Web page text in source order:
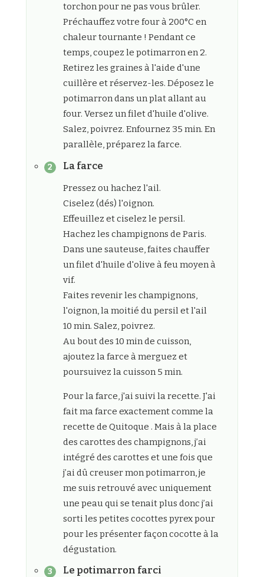
torchon pour ne pas vous brûler.
Préchauffez votre four à 200°C en
chaleur tournante ! Pendant ce
temps, coupez le potimarron en 2.
Retirez les graines à l'aide d'une
cuillère et réservez-les. Déposez le
potimarron dans un plat allant au
four. Versez un filet d'huile d'olive.
Salez, poivrez. Enfournez 35 min. En
parallèle, préparez la farce.
La farce
Pressez ou hachez l'ail.
Ciselez (dés) l'oignon.
Effeuillez et ciselez le persil.
Hachez les champignons de Paris.
Dans une sauteuse, faites chauffer
un filet d'huile d'olive à feu moyen à
vif.
Faites revenir les champignons,
l'oignon, la moitié du persil et l'ail
10 min. Salez, poivrez.
Au bout des 10 min de cuisson,
ajoutez la farce à merguez et
poursuivez la cuisson 5 min.
Pour la farce, j'ai suivi la recette. J'ai
fait ma farce exactement comme la
recette de Quitoque . Mais à la place
des carottes des champignons, j’ai
intégré des carottes et une fois que
j’ai dû creuser mon potimarron, je
me suis retrouvé avec uniquement
une peau qui se tenait plus donc j’ai
sorti les petites cocottes pyrex pour
pour les présenter façon cocotte à la
dégustation.
Le potimarron farci